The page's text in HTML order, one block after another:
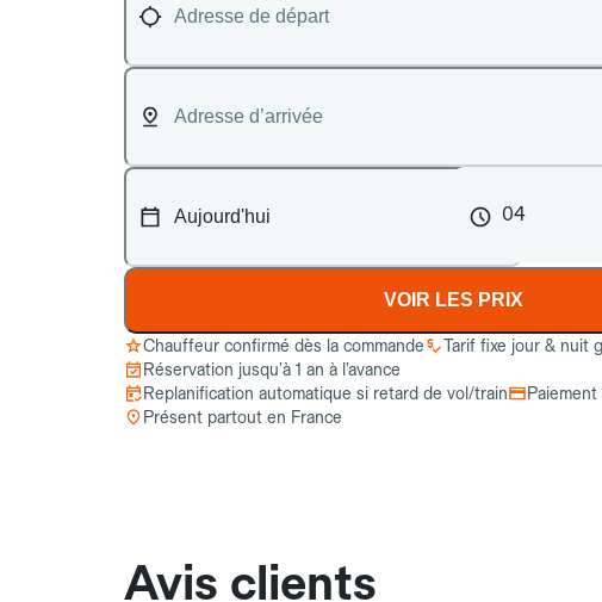
04
VOIR LES PRIX
Chauffeur confirmé dès la commande
Tarif fixe jour & nuit
Réservation jusqu’à 1 an à l’avance
Replanification automatique si retard de vol/train
Présent partout en France
Avis clients